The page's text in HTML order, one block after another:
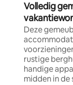
Volledig
Deze
rustige
handige
midden in de